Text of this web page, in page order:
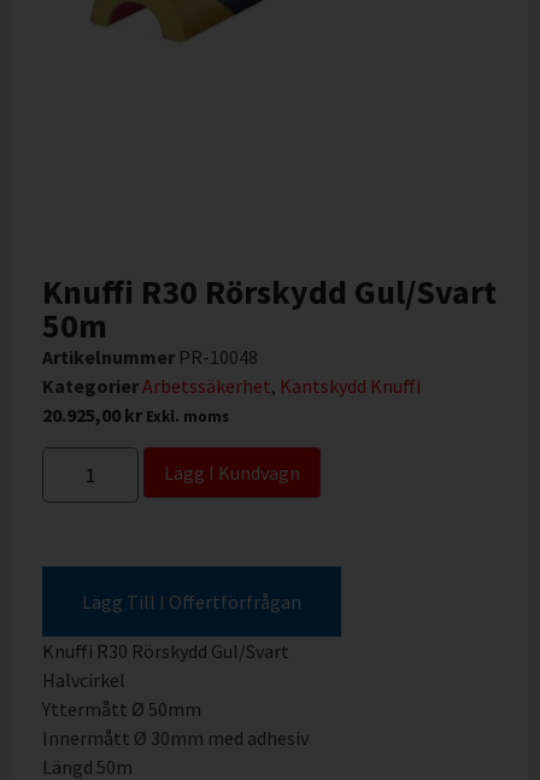
Knuffi R30 Rörskydd Gul/Svart
50m
Artikelnummer PR-10048
KategorierArbetssäkerhet, Kantskydd Knuffi
20.925,00 kr Exkl. moms
Lägg I Kundvagn
Lägg Till I Offertförfrågan
Knuffi R30 Rörskydd Gul/Svart
Halvcirkel
Yttermått Ø 50mm
Innermått Ø 30mm med adhesiv
Längd 50m